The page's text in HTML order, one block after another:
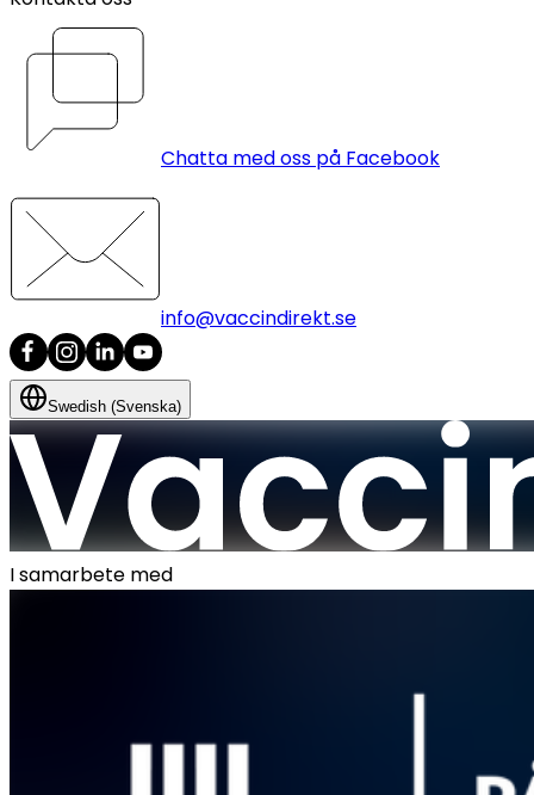
Chatta med oss på Facebook
info@vaccindirekt.se
Swedish (Svenska)
I samarbete med